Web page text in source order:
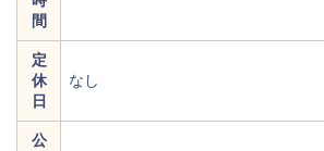
間
定
休
日
なし
公